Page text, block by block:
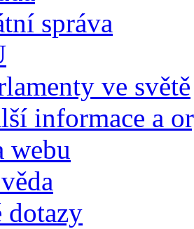
správa
ve světě
informace a
webu
dotazy